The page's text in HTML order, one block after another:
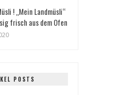
! „Mein Landmüsli“
frisch aus dem Ofen
POSTS